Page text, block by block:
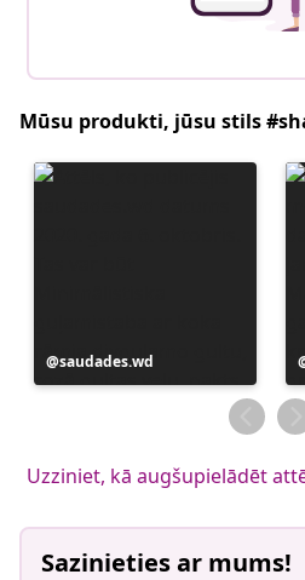
Mūsu produkti, jūsu stils
Ierakstu
publicējis
saudades.wd
Uzziniet, kā augšupielādēt
Sazinieties ar mums!